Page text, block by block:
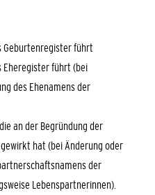
Geburtenregister führt
Eheregister führt (bei
des Ehenamens der
an der Begründung der
hat (bei Änderung oder
der
Lebenspartnerinnen).